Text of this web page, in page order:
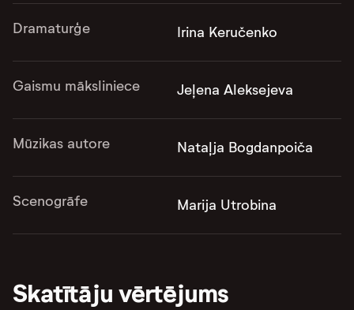
Dramaturģe Irina Keručenko
Gaismu māksliniece Jeļena Aleksejeva
Mūzikas autore Nataļja Bogdanpoiča
Scenogrāfe Marija Utrobina
Skatītāju vērtējums